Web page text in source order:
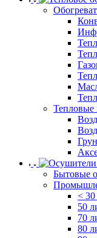
Тепловые
Бытовые
< 30
50
70
80